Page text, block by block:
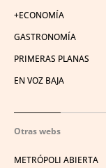
+ECONOMÍA
GASTRONOMÍA
PRIMERAS PLANAS
EN VOZ BAJA
Otras webs
METRÓPOLI ABIERTA